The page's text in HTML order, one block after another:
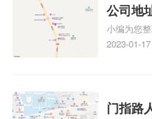
图标注服
说，实体
公司地
久审核
注多久
小编为您
多久、我
情可查看
2023-01-17
门指路